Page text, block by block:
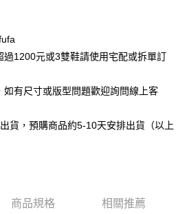
品之後才付款」的支付方式。 讓您購物簡單
需綁卡、不需儲值。
認證，即可結帳。
後，再付款。
】
先享後付」後，將跳轉至「AFTEE先享後付」
繳費通知簡訊。
取消之訂單仍視為有效，需透過AFTEE先享
上)免運費
以上)免運費
過1200元或3雙鞋請使用宅配或拆單訂
如有尺寸或版型問題歡迎詢問線上客
貨，預購商品約5-10天安排出貨（以上
商品規格 相關推薦